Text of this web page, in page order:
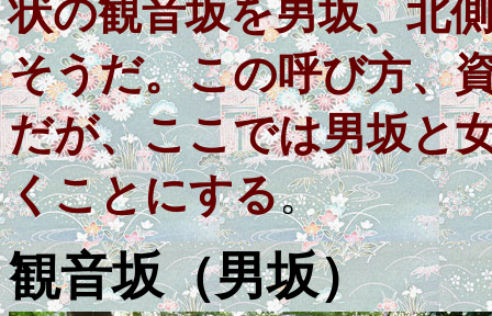
状の観音坂を男坂、北
そうだ。この呼び方、
だが、ここでは男坂と
くことにする。
観音坂（男坂）